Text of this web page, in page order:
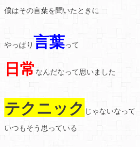
僕はその言葉を聞いたときに
やっぱり言葉って
日常 なんだなって思いました
テクニック じゃないなって
いつもそう思っている